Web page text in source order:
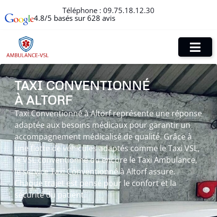
Téléphone : 09.75.18.12.30
4.8/5 basés sur 628 avis
TAXI CONVENTIONNÉ
À ALTORF
Taxi Conventionné à Altorf représente une réponse
adaptée aux besoins médicaux pour garantir un
accompagnement médicalisé de qualité. Grâce à
une flotte de véhicules adaptés comme le Taxi VSL,
le VSL conventionné ou encore le Taxi Ambulance,
le service Taxi Conventionné à Altorf assure.
Chaque trajet est pensé pour le confort et la
sécurité du patient.